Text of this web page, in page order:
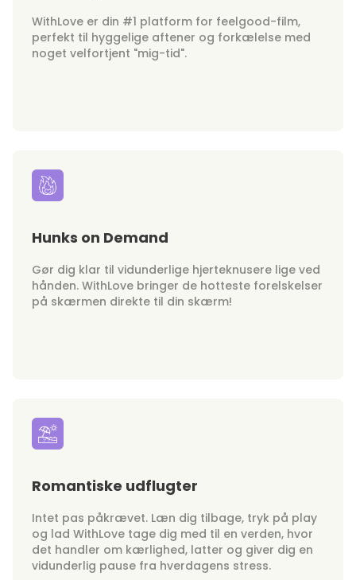
WithLove er din #1 platform for feelgood-film,
perfekt til hyggelige aftener og forkælelse med
noget velfortjent "mig-tid".
Hunks on Demand
Gør dig klar til vidunderlige hjerteknusere lige ved
hånden. WithLove bringer de hotteste forelskelser
på skærmen direkte til din skærm!
Romantiske udflugter
Intet pas påkrævet. Læn dig tilbage, tryk på play
og lad WithLove tage dig med til en verden, hvor
det handler om kærlighed, latter og giver dig en
vidunderlig pause fra hverdagens stress.